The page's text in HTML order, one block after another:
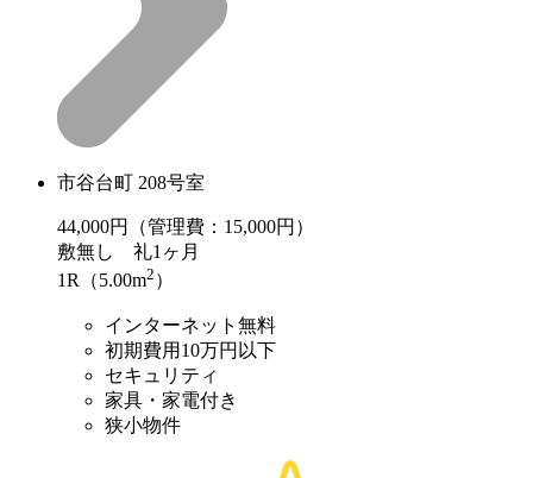
市谷台町 208号室
44,000円（管理費：15,000円）
敷無し 礼1ヶ月
1R（5.00m2 ）
インターネット無料
初期費用10万円以下
セキュリティ
家具・家電付き
狭小物件